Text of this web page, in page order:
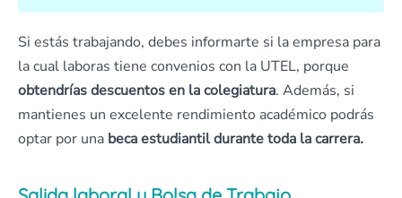
Si estás trabajando, debes informarte si la empresa para
la cual laboras tiene convenios con la UTEL, porque
obtendrías descuentos en la colegiatura. Además, si
mantienes un excelente rendimiento académico podrás
optar por una beca estudiantil durante toda la carrera.